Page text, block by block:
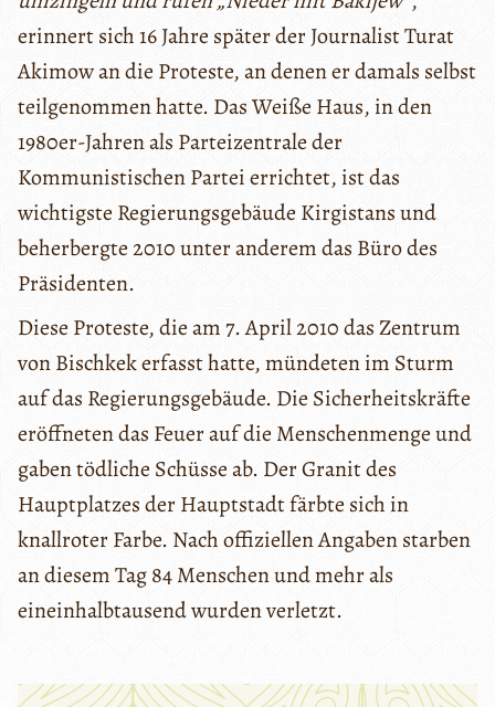
erinnert sich 16 Jahre später der Journalist Turat
Akimow an die Proteste, an denen er damals selbst
teilgenommen hatte. Das Weiße Haus, in den
1980er-Jahren als Parteizentrale der
Kommunistischen Partei errichtet, ist das
wichtigste Regierungsgebäude Kirgistans und
beherbergte 2010 unter anderem das Büro des
Präsidenten.
Diese Proteste, die am 7. April 2010 das Zentrum
von Bischkek erfasst hatte, mündeten im Sturm
auf das Regierungsgebäude. Die Sicherheitskräfte
eröffneten das Feuer auf die Menschenmenge und
gaben tödliche Schüsse ab. Der Granit des
Hauptplatzes der Hauptstadt färbte sich in
knallroter Farbe. Nach offiziellen Angaben starben
an diesem Tag 84 Menschen und mehr als
eineinhalbtausend wurden verletzt.